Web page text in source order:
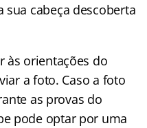
sua cabeça descoberta
às orientações do
a foto. Caso a foto
as provas do
pode optar por uma